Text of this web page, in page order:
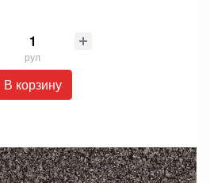
рул
В корзину